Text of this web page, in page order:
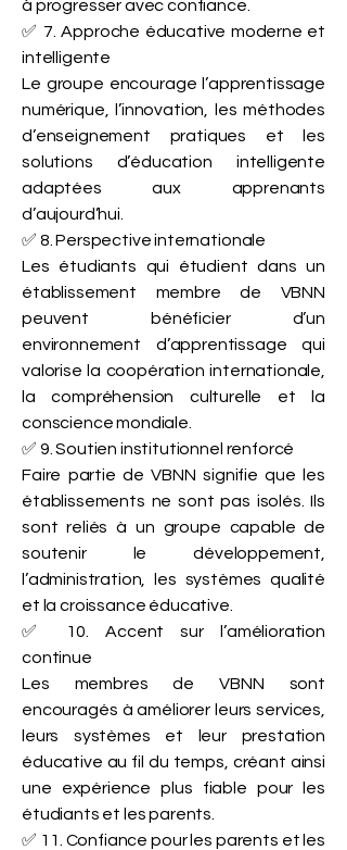
à progresser avec confiance.
✅ 7. Approche éducative moderne et
intelligente
Le groupe encourage l’apprentissage
numérique, l’innovation, les méthodes
d’enseignement pratiques et les
solutions d’éducation intelligente
adaptées aux apprenants
d’aujourd’hui.
✅ 8. Perspective internationale
Les étudiants qui étudient dans un
établissement membre de VBNN
peuvent bénéficier d’un
environnement d’apprentissage qui
valorise la coopération internationale,
la compréhension culturelle et la
conscience mondiale.
✅ 9. Soutien institutionnel renforcé
Faire partie de VBNN signifie que les
établissements ne sont pas isolés. Ils
sont reliés à un groupe capable de
soutenir le développement,
l’administration, les systèmes qualité
et la croissance éducative.
✅ 10. Accent sur l’amélioration
continue
Les membres de VBNN sont
encouragés à améliorer leurs services,
leurs systèmes et leur prestation
éducative au fil du temps, créant ainsi
une expérience plus fiable pour les
étudiants et les parents.
✅ 11. Confiance pour les parents et les